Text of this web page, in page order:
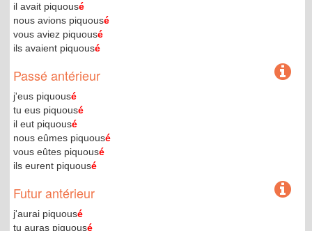
il avait piquousé
nous avions piquousé
vous aviez piquousé
ils avaient piquousé
Passé antérieur
j'eus piquousé
tu eus piquousé
il eut piquousé
nous eûmes piquousé
vous eûtes piquousé
ils eurent piquousé
Futur antérieur
j'aurai piquousé
tu auras piquousé